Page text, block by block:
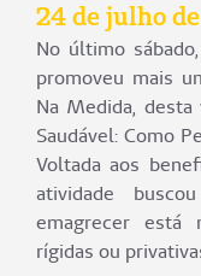
24 de julho
No último
promoveu mais
Na Medida,
Saudável: Como
Voltada aos
atividade
emagrecer está
rígidas ou